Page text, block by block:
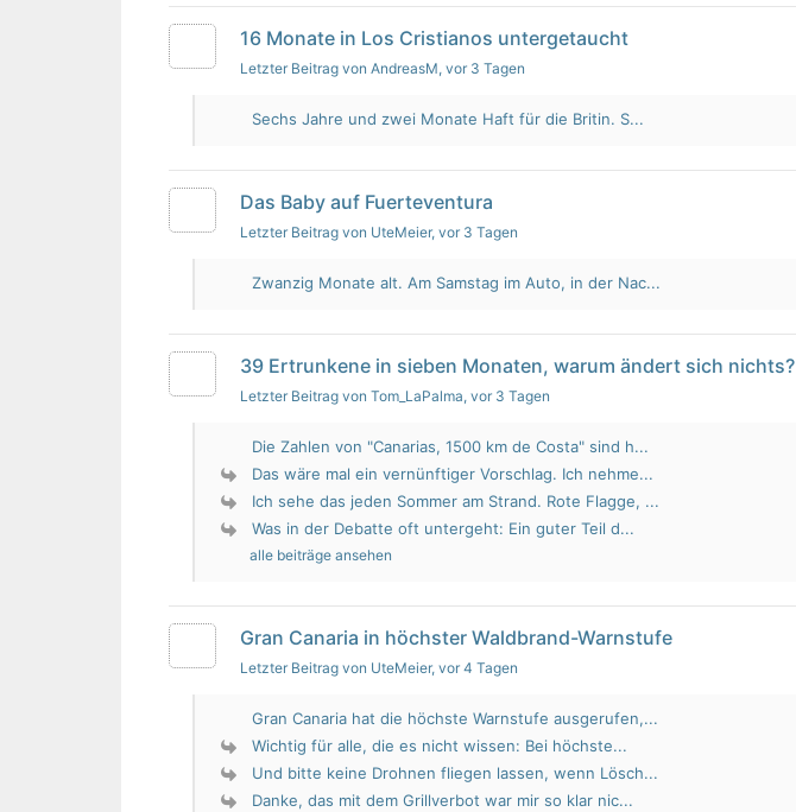
16 Monate in Los Cristianos untergetaucht
Letzter Beitrag von AndreasM, vor 3 Tagen
Sechs Jahre und zwei Monate Haft für die Britin. S...
Das Baby auf Fuerteventura
Letzter Beitrag von UteMeier, vor 3 Tagen
Zwanzig Monate alt. Am Samstag im Auto, in der Nac...
39 Ertrunkene in sieben Monaten, warum ändert sich nichts?
Letzter Beitrag von Tom_LaPalma, vor 3 Tagen
Die Zahlen von "Canarias, 1500 km de Costa" sind h...
Das wäre mal ein vernünftiger Vorschlag. Ich nehme...
Ich sehe das jeden Sommer am Strand. Rote Flagge, ...
Was in der Debatte oft untergeht: Ein guter Teil d...
alle beiträge ansehen
Gran Canaria in höchster Waldbrand-Warnstufe
Letzter Beitrag von UteMeier, vor 4 Tagen
Gran Canaria hat die höchste Warnstufe ausgerufen,...
Wichtig für alle, die es nicht wissen: Bei höchste...
Und bitte keine Drohnen fliegen lassen, wenn Lösch...
Danke, das mit dem Grillverbot war mir so klar nic...